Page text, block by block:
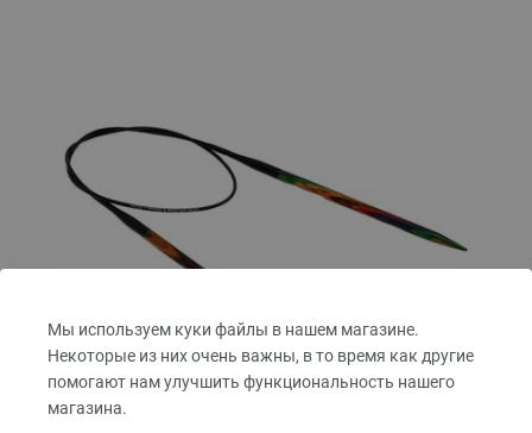
Мы используем куки файлы в нашем магазине.
Некоторые из них очень важны, в то время как другие
помогают нам улучшить функциональность нашего
магазина.